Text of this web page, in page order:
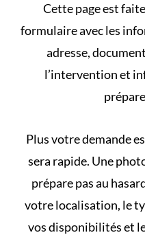
Cette page est
formulaire avec les
adresse,
l’intervention et
Plus votre demande
sera rapide. Une
prépare pas au
votre localisation, le
vos disponibilités et